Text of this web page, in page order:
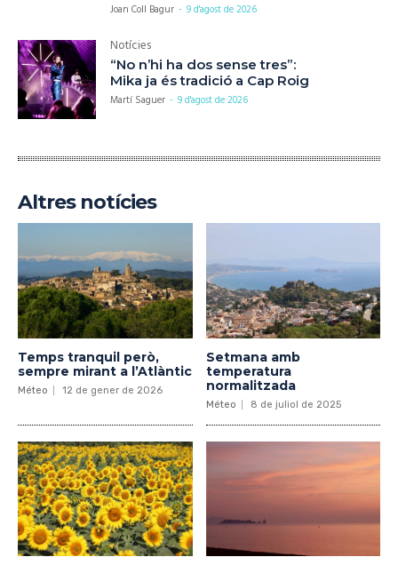
Joan Coll Bagur - 9 d'agost de 2026
Notícies
“No n’hi ha dos sense tres”:
Mika ja és tradició a Cap Roig
Martí Saguer - 9 d'agost de 2026
Altres notícies
Temps tranquil però,
sempre mirant a l’Atlàntic
Méteo 12 de gener de 2026
Setmana amb
temperatura
normalitzada
Méteo 8 de juliol de 2025